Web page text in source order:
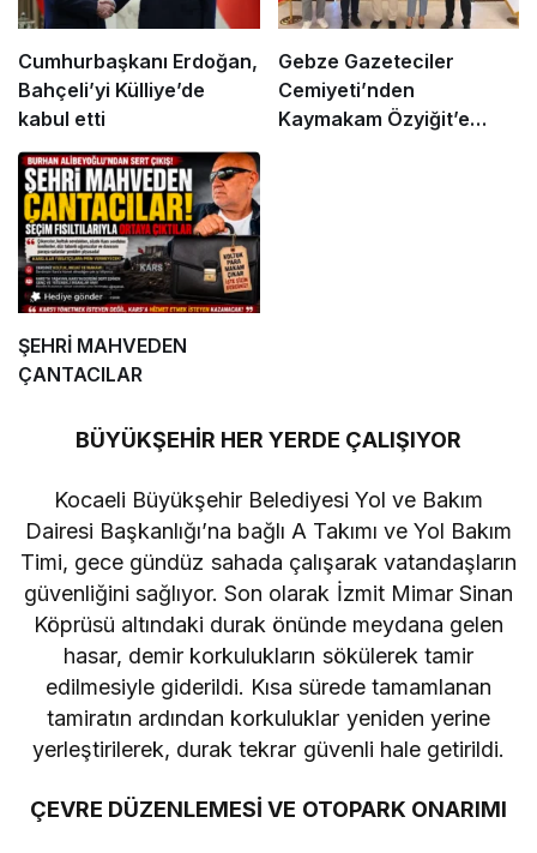
Cumhurbaşkanı Erdoğan,
Bahçeli’yi Külliye’de
kabul etti
Gebze Gazeteciler
Cemiyeti’nden
Kaymakam Özyiğit’e
ŞEHRİ MAHVEDEN
ÇANTACILAR
BÜYÜKŞEHİR HER YERDE ÇALIŞIYOR
Kocaeli Büyükşehir Belediyesi Yol ve Bakım
Dairesi Başkanlığı’na bağlı A Takımı ve Yol Bakım
Timi, gece gündüz sahada çalışarak vatandaşların
güvenliğini sağlıyor. Son olarak İzmit Mimar Sinan
Köprüsü altındaki durak önünde meydana gelen
hasar, demir korkulukların sökülerek tamir
edilmesiyle giderildi. Kısa sürede tamamlanan
tamiratın ardından korkuluklar yeniden yerine
yerleştirilerek, durak tekrar güvenli hale getirildi.
ÇEVRE DÜZENLEMESİ VE OTOPARK ONARIMI